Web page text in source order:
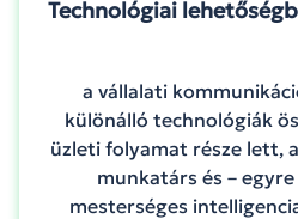
Technológiai
a vállalati
különálló technológiák
üzleti folyamat része lett,
munkatárs és –
mesterséges